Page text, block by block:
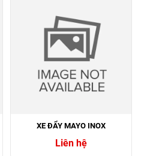
XE ĐẨY MAYO INOX
Liên hệ